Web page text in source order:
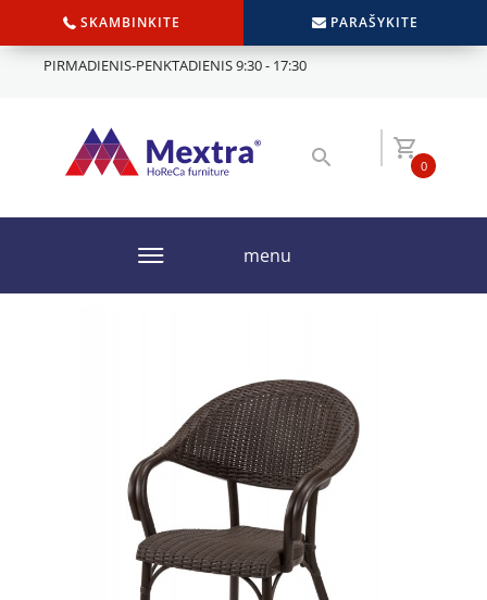
SKAMBINKITE PARAŠYKITE
PIRMADIENIS-PENKTADIENIS 9:30 - 17:30
0
menu